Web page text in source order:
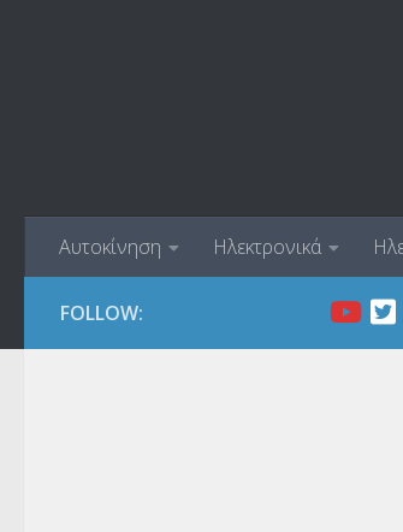
Αυτοκίνηση Ηλεκτρονικά
FOLLOW: